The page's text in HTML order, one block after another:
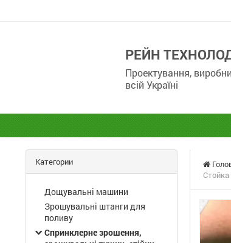
РЕЙН
Проектування,
всій Україні
Категории
Дощувальні машини
Зрошувальні штанги для
поливу
Спринклерне зрошення,